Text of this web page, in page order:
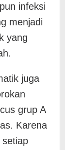
infeksi
menjadi
yang
juga
grup A
Karena